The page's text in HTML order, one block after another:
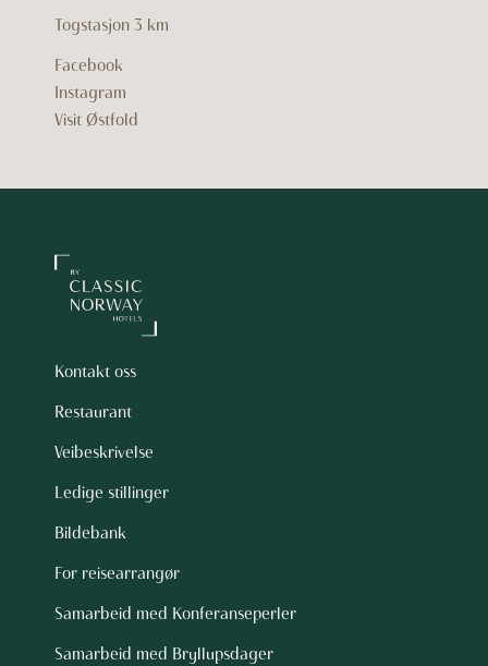
Togstasjon 3 km
Facebook
Instagram
Visit Østfold
Kontakt oss
Restaurant
Veibeskrivelse
Ledige stillinger
Bildebank
For reisearrangør
Samarbeid med Konferanseperler
Samarbeid med Bryllupsdager